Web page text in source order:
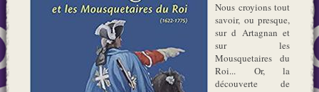
Nous croyions tout
savoir, ou presque,
sur d Artagnan et
sur les
Mousquetaires du
Roi... Or, la
découverte de